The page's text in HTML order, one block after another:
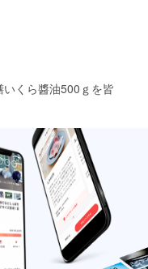
くら醬油500ｇを皆